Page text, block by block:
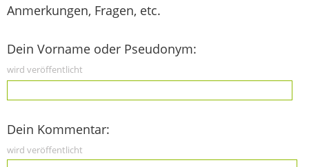
Anmerkungen, Fragen, etc.
Dein Vorname oder Pseudonym:
wird veröffentlicht
Dein Kommentar:
wird veröffentlicht